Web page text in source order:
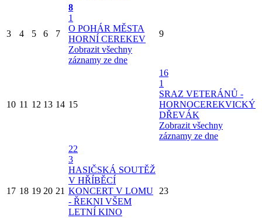
3 4 5 6 7
8
1
O POHÁR MĚSTA
HORNÍ CEREKEV
Zobrazit všechny
záznamy ze dne
9
10 11 12 13 14 15
16
1
SRAZ VETERÁNŮ -
HORNOCEREKVICKÝ
DŘEVÁK
Zobrazit všechny
záznamy ze dne
17 18 19 20 21
22
3
HASIČSKÁ SOUTĚŽ
V HŘÍBĚCÍ
KONCERT V LOMU
- ŘEKNI VŠEM
LETNÍ KINO
23